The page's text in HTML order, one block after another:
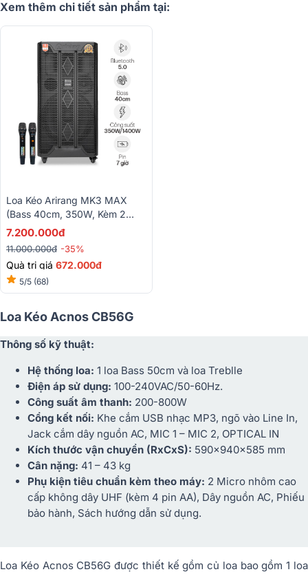
Xem thêm chi tiết sản phẩm tại:
Loa Kéo Arirang MK3 MAX
(Bass 40cm, 350W, Kèm 2
Micro)
7.200.000đ
11.000.000đ -35%
Quà trị giá 672.000đ
5/5 (68)
Loa Kéo Acnos CB56G
Thông số kỹ thuật:
Hệ thống loa: 1 loa Bass 50cm và loa Treblle
Điện áp sử dụng: 100-240VAC/50-60Hz.
Công suất âm thanh: 200-800W
Cổng kết nối: Khe cắm USB nhạc MP3, ngõ vào Line In,
Jack cắm dây nguồn AC, MIC 1 – MIC 2, OPTICAL IN
Kích thước vận chuyển (RxCxS): 590x940x585 mm
Cân nặng: 41 – 43 kg
Phụ kiện tiêu chuẩn kèm theo máy: 2 Micro nhôm cao
cấp không dây UHF (kèm 4 pin AA), Dây nguồn AC, Phiếu
bảo hành, Sách hướng dẫn sử dụng.
Loa Kéo Acnos CB56G được thiết kế gồm củ loa bao gồm 1 loa